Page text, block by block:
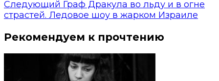
Следующий Граф Дракула во льду и в огне
страстей. Ледовое шоу в жарком Израиле
Рекомендуем к прочтению